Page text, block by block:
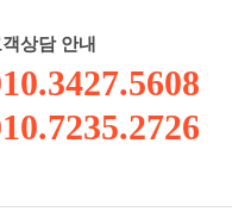
객상담 안내